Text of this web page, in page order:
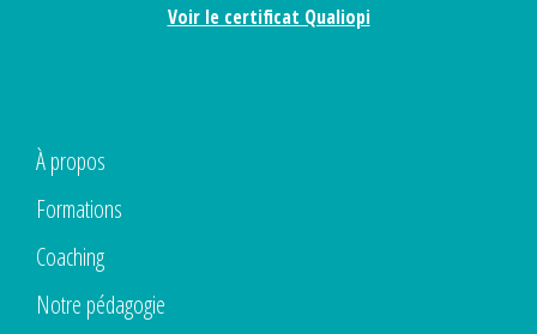
Voir le certificat Qualiopi
À propos
Formations
Coaching
Notre pédagogie